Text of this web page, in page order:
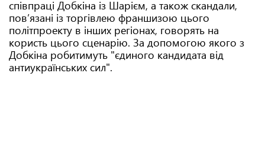
співпраці Добкіна із Шарієм, а також скандали,
пов’язані із торгівлею франшизою цього
політпроекту в інших регіонах, говорять на
користь цього сценарію. За допомогою якого з
Добкіна робитимуть "єдиного кандидата від
антиукраїнських сил".